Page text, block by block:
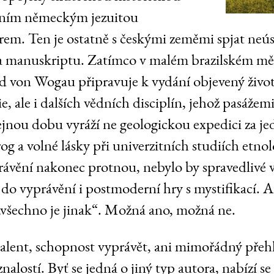
německým jezuitou
Ten je ostatně s českými zeměmi spjat
Zatímco v malém brazilském
von Wogau připravuje k vydání objevený
ale i dalších vědních disciplín, jehož
dobu vyráží ne geologickou expedici za
a volné lásky při univerzitních studiích
nakonec protnou, nebylo by spravedlivé
vyprávění i postmoderní hry s mystifikací.
je jinak“. Možná ano, možná ne.
schopnost vyprávět, ani mimořádný
Byť se jedná o jiný typ autora, nabízí